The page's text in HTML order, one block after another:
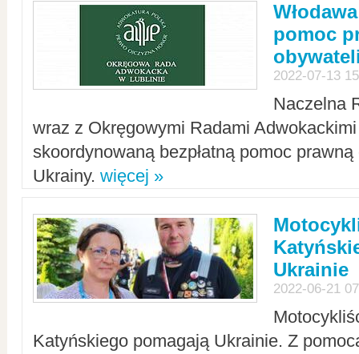
pomoc
2022-07-13
Naczelna
wraz z Okręgowymi Radami Adwokackimi
skoordynowaną bezpłatną pomoc
Ukrainy. więcej »
Ukrainie
2022-06-21
Katyńskiego pomagają Ukrainie. Z